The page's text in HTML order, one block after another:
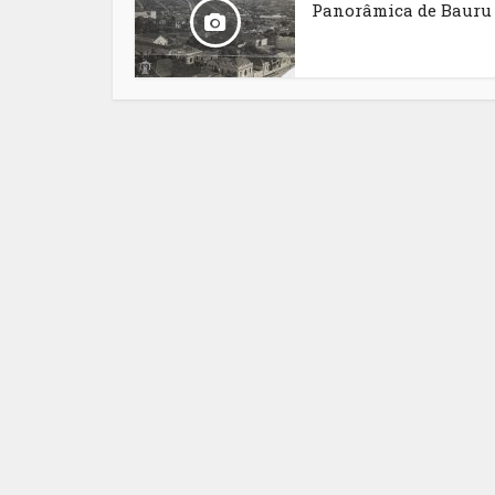
Panorâmica de Bauru